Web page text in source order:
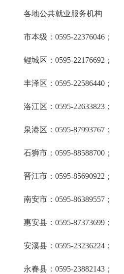
各地公共就业服务机构
市本级：0595-22376046；
鲤城区：0595-22176692；
丰泽区：0595-22586440；
洛江区：0595-22633823；
泉港区：0595-87993767；
石狮市：0595-88588700；
晋江市：0595-85690922；
南安市：0595-86389557；
惠安县：0595-87373699；
安溪县：0595-23236224；
永春县：0595-23882143；